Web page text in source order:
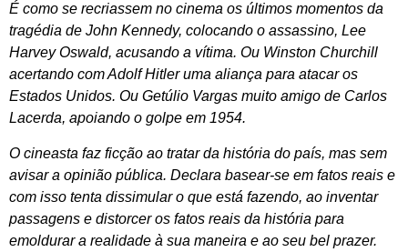
É como se recriassem no cinema os últimos momentos da
tragédia de John Kennedy, colocando o assassino, Lee
Harvey Oswald, acusando a vítima. Ou Winston Churchill
acertando com Adolf Hitler uma aliança para atacar os
Estados Unidos. Ou Getúlio Vargas muito amigo de Carlos
Lacerda, apoiando o golpe em 1954.
O cineasta faz ficção ao tratar da história do país, mas sem
avisar a opinião pública. Declara basear-se em fatos reais e
com isso tenta dissimular o que está fazendo, ao inventar
passagens e distorcer os fatos reais da história para
emoldurar a realidade à sua maneira e ao seu bel prazer.